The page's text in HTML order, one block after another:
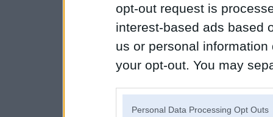
opt-out request is
interest-based ads based
us or personal
your opt-out. You may
Personal Data Processing Opt Outs